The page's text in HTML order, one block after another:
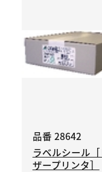
品番 28642
ラベルシール
ザープリンタ］